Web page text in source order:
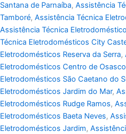
Santana de Parnaíba, Assistência
Tamboré, Assistência Técnica
Assistência Técnica
Técnica Eletrodomésticos City
Eletrodomésticos Reserva da Serra,
Eletrodomésticos Centro de Osasco
Eletrodomésticos São Caetano do
Eletrodomésticos Jardim do Mar,
Eletrodomésticos Rudge Ramos,
Eletrodomésticos Baeta Neves,
Eletrodomésticos Jardim,